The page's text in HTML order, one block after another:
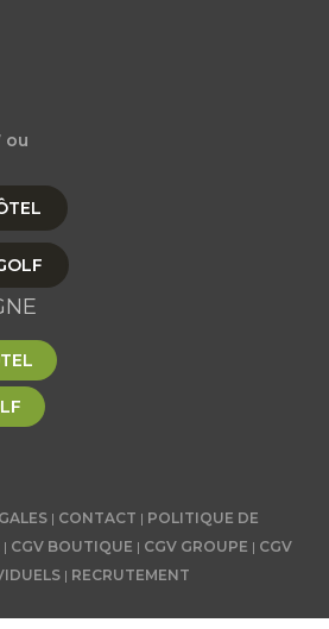
ou
| CONTACT | POLITIQUE DE
| CGV BOUTIQUE | CGV GROUPE | CGV
| RECRUTEMENT